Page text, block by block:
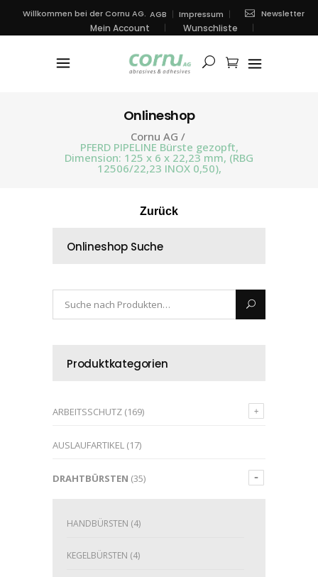
Willkommen bei der Cornu AG. AGB Impressum Newsletter
Mein Account Wunschliste
Onlineshop
Cornu AG /
PFERD PIPELINE Bürste gezopft,
Dimension: 125 x 6 x 22,23 mm, (RBG
12506/22,23 INOX 0,50),
Zurück
Onlineshop Suche
Produktkategorien
ARBEITSSCHUTZ (169)
AUSLAUFARTIKEL (17)
DRAHTBÜRSTEN (35)
HANDBÜRSTEN (4)
KEGELBÜRSTEN (4)